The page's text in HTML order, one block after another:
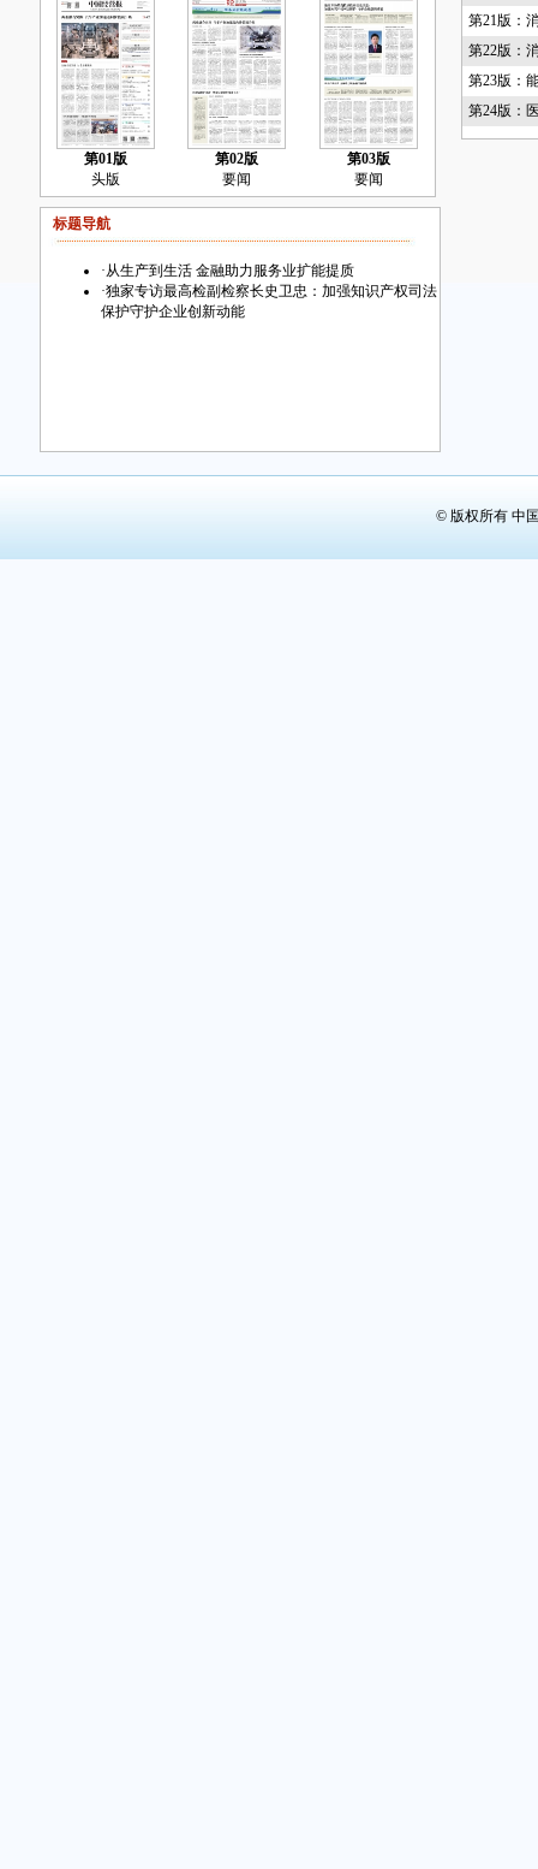
第01版
头版
第02版
要闻
第03版
要闻
标题导航
·从生产到生活 金融助力服务业扩能提质
·独家专访最高检副检察长史卫忠：加强知识产权司法
保护守护企业创新动能
第21版：
第22版：
第23版：
第24版：
© 版权所有 中